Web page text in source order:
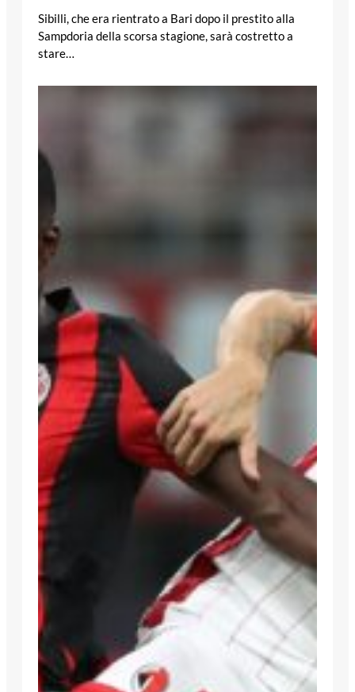
Sibilli, che era rientrato a Bari dopo il prestito alla
Sampdoria della scorsa stagione, sarà costretto a
stare…